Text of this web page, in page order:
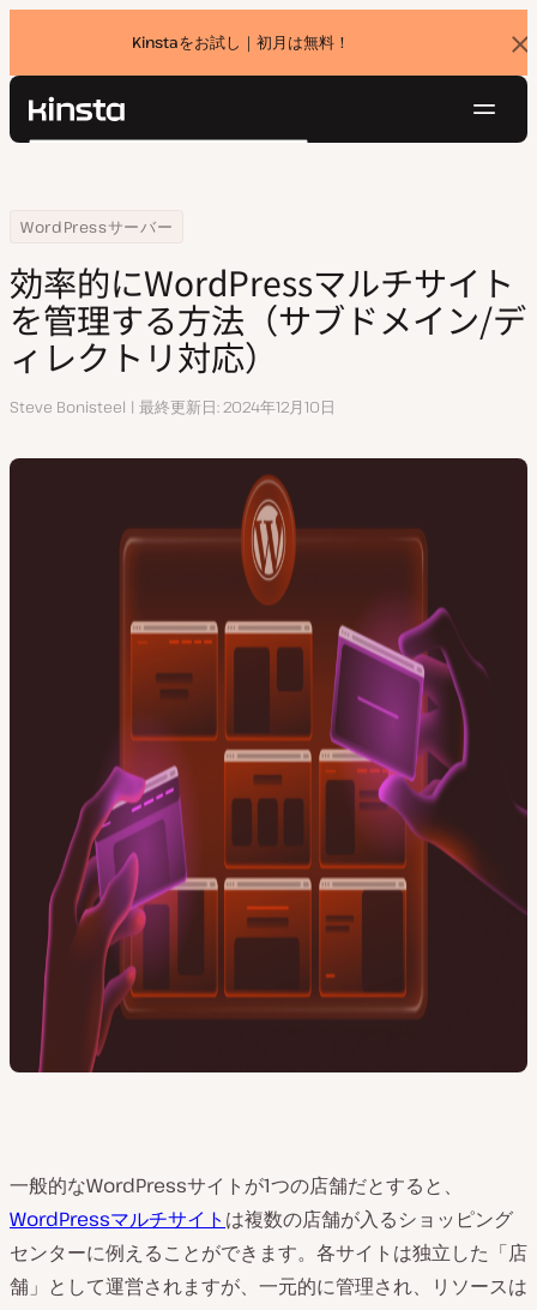
Kinstaをお試し｜初月は無料！
バ
ナ
Kinsta®
ョ
ン
価格設定
お問い合わせ
検
Home
リソースセンター
WordPressサーバー
効率的にWordPressマルチサイトを管理する方法（サブドメイン/ディ
効率的にWordPressマルチサイト
を管理する方法（サブドメイン/デ
ィレクトリ対応）
執
Steve Bonisteel 最終更新日 2024年12月10日
一般的なWordPressサイトが1つの店舗だとすると、
WordPressマルチサイト は複数の店舗が入るショッピング
センターに例えることができます。各サイトは独立した「店
舗」として運営されますが、一元的に管理され、リソースは